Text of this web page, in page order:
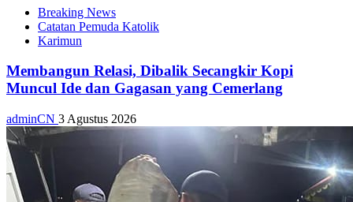
Breaking News
Catatan Pemuda Katolik
Karimun
Membangun Relasi, Dibalik Secangkir Kopi
Muncul Ide dan Gagasan yang Cemerlang
adminCN 3 Agustus 2026